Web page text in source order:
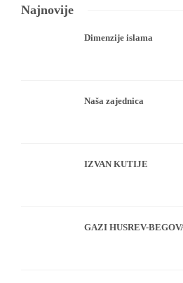
Najnovije
Dimenzije islama
Naša zajednica
IZVAN KUTIJE
GAZI HUSREV-